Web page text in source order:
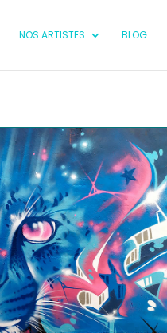
NOS ARTISTES BLOG